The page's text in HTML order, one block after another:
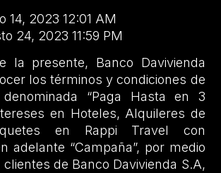
14, 2023 12:01 AM
24, 2023 11:59 PM
la presente, Banco Davivienda
los términos y condiciones de
“Paga Hasta en 3
en Hoteles, Alquileres de
en Rappi Travel con
adelante “Campaña”, por medio
de Banco Davivienda S.A,